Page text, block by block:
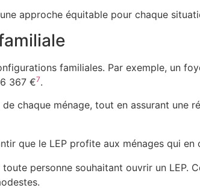
approche équitable pour chaque
familiales. Par exemple, un
367 €7.
chaque ménage, tout en assurant une
que le LEP profite aux ménages qui en
personne souhaitant ouvrir un LEP.